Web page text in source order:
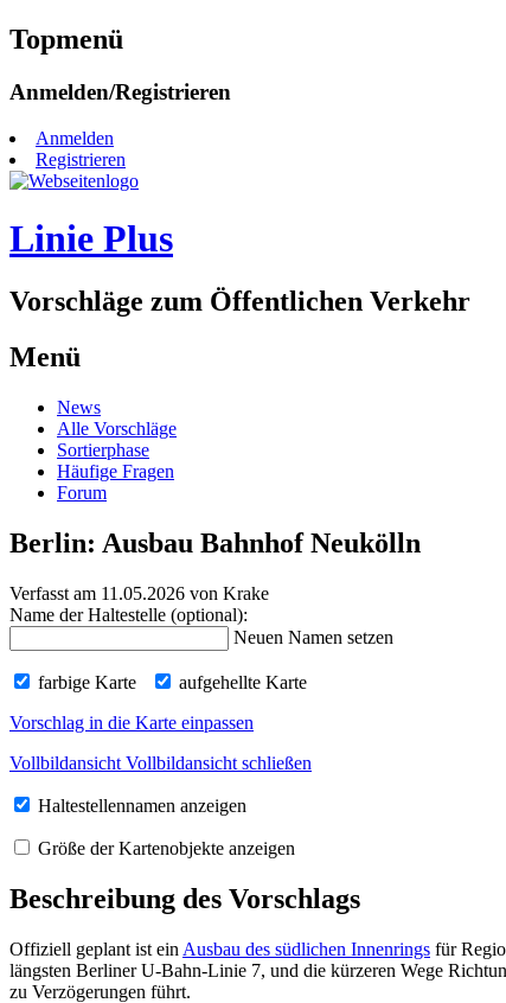
Topmenü
Zum
springen
Anmelden/Registrieren
Anmelden
Registrieren
Linie Plus
Vorschläge zum Öffentlichen Verkehr
Menü
Zum
Inhalt
springen
News
Alle Vorschläge
Sortierphase
Häufige Fragen
Forum
Berlin: Ausbau Bahnhof Neukölln
Verfasst am 11.05.2026 von Krake
Name der Haltestelle (optional):
Neuen Namen setzen
farbige Karte
aufgehellte Karte
Vorschlag in die Karte einpassen
Vollbildansicht Vollbildansicht schließen
Haltestellennamen anzeigen
Größe der Kartenobjekte anzeigen
Beschreibung des Vorschlags
Offiziell geplant ist ein Ausbau des südlichen Innenrings für
längsten Berliner U-Bahn-Linie 7, und die kürzeren Wege
zu Verzögerungen führt.